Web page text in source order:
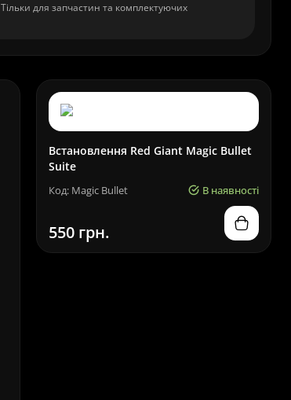
Тільки для запчастин та комплектуючих
Встановлення Red Giant Magic Bullet
Suite
Код: Magic Bullet В наявності
550 грн.